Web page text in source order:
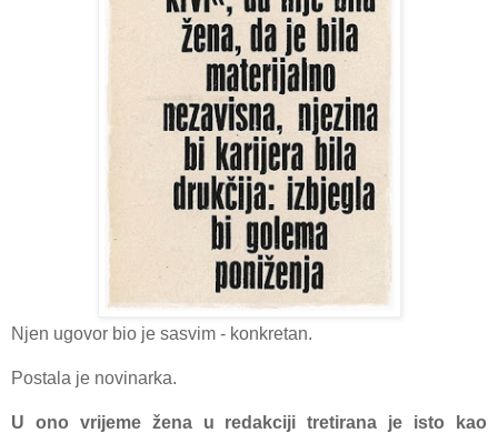
Njen ugovor bio je sasvim - konkretan.
Postala je novinarka.
U ono vrijeme žena u redakciji tretirana je isto kao